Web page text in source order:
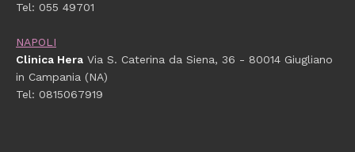
Tel: 055 49701
NAPOLI
Clinica Hera Via S. Caterina da Siena, 36 - 80014 Giugliano
in Campania (NA)
Tel: 0815067919